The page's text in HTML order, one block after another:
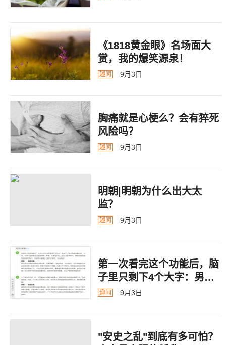
《1818黄金眼》名场面大
赏，我的爆笑源泉！
趣闻 9月3日
胸痛就是心梗么？会有猝死
风险吗？
趣闻 9月3日
明朝|明朝为什么出大太
监？ ​​​
趣闻 9月3日
第一次看完这个功能后，脑
子里只剩下4个大字：男德
银行
趣闻 9月3日
"安史之乱"到底有多可怕？